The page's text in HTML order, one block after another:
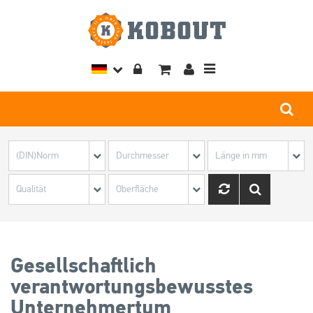
Toggle
Gesellschaftlich
verantwortungsbewusstes